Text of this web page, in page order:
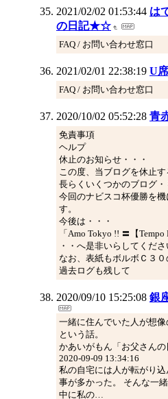
2021/02/02 01:53:44 は
の日記★☆
FAQ / お問い合わせ窓口
2021/02/01 22:38:19 U
FAQ / お問い合わせ窓口
2020/10/02 05:52:28 青
免責事項
ヘルプ
休止のお知らせ・・・
この度、当ブログを休止す
長らくいくつかのブログ・
今回のナビスコ杯優勝を
す。
今後は・・・
「Amo Tokyo !! 〓【
・・へ是非いらしてくだ
なお、表紙もボルボＣ３
過去ログも残して
2020/09/10 15:25:08 銀
一緒に住んでいた人が想
という話。
かあいがもん「お父さんの
2020-09-09 13:34:16
私の自宅には人が転がり
事が多かった。 そんな一
中に私の…